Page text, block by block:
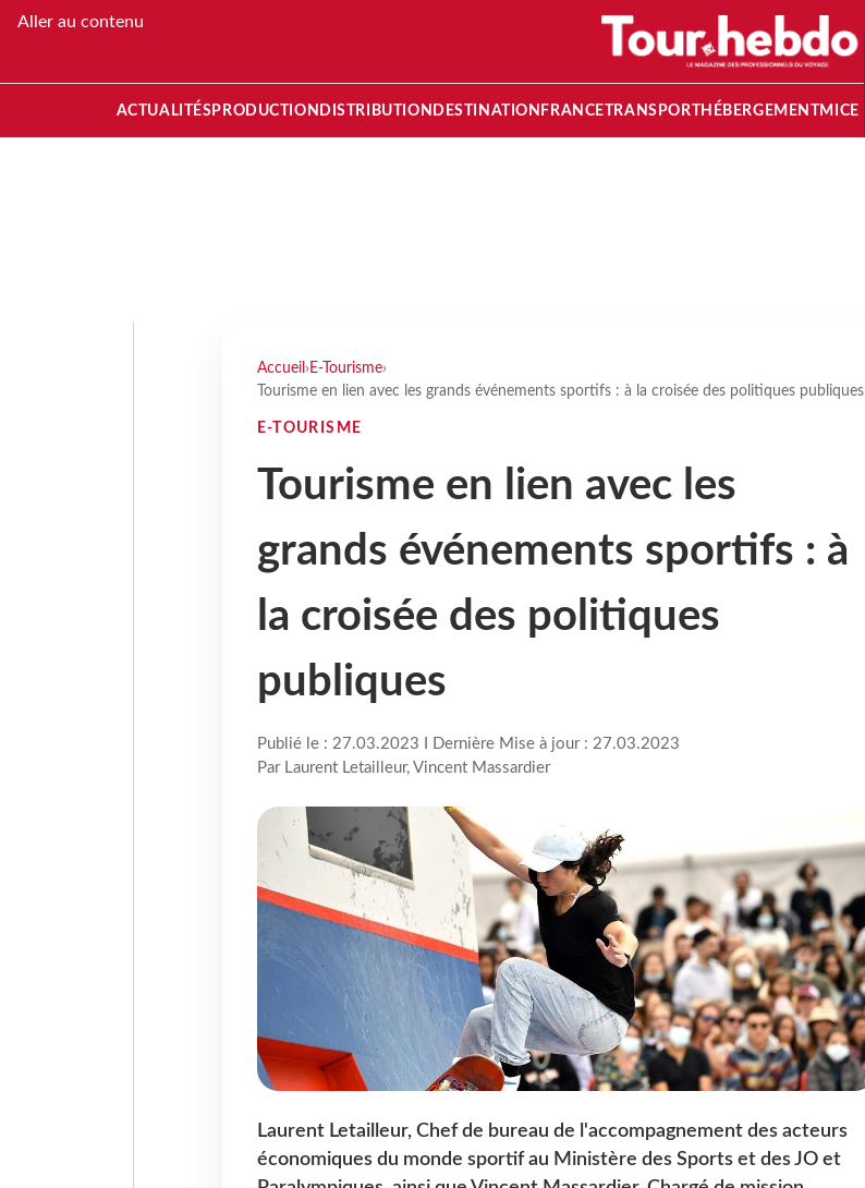
Aller au contenu
ACTUALITÉS PRODUCTION DISTRIBUTION DESTINATION FRANCETRANSPORT HÉBERGEMENTMICE
Accueil › E-Tourisme›
Tourisme en lien avec les grands événements sportifs : à la croisée des politiques publiques
E-TOURISME
Tourisme en lien avec les
grands événements sportifs : à
la croisée des politiques
publiques
Publié le : 27.03.2023 I Dernière Mise à jour : 27.03.2023
Par Laurent Letailleur, Vincent Massardier
Laurent Letailleur, Chef de bureau de l'accompagnement des acteurs
économiques du monde sportif au Ministère des Sports et des JO et